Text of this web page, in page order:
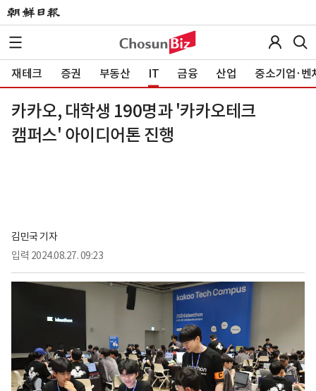
재테크 증권 부동산 IT 금융 산업 중소기업·벤
카카오, 대학생 190명과 '카카오테크
캠퍼스' 아이디어톤 진행
김민국 기자
입력 2024.08.27. 09:23